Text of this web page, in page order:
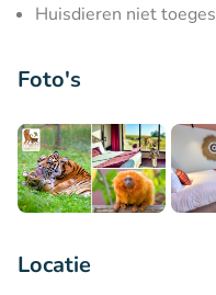
Huisdieren niet
Foto's
Locatie